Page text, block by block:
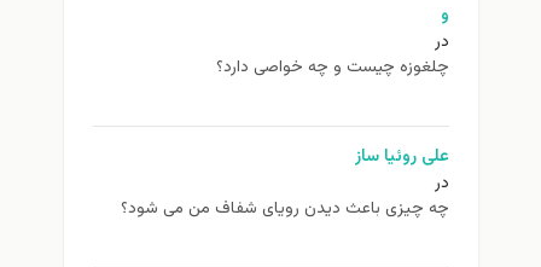
و
در
چلغوزه چیست و چه خواصی دارد؟
علی روئیا ساز
در
چه چیزی باعث دیدن رویای شفاف من می شود؟